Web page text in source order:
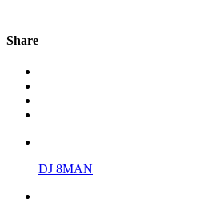
Share
DJ 8MAN